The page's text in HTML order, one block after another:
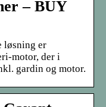
– BUY
løsning er
motor, der i
gardin og motor.